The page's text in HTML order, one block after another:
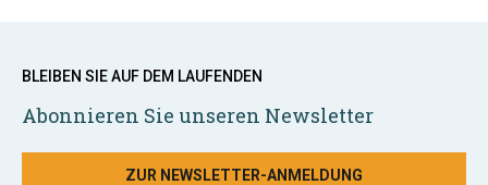
BLEIBEN SIE AUF DEM LAUFENDEN
Abonnieren Sie unseren Newsletter
ZUR NEWSLETTER-ANMELDUNG